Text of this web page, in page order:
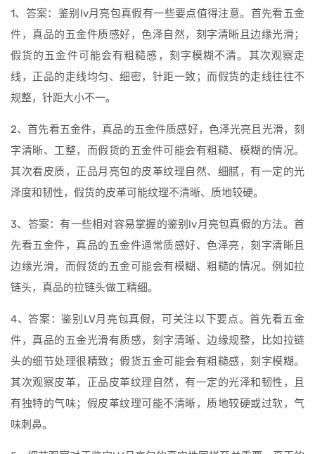
1、答案：鉴别lv月亮包真假有一些要点值得注意。首先看五金
件，真品的五金件质感好，色泽自然，刻字清晰且边缘光滑；
假货的五金件可能会有粗糙感，刻字模糊不清。其次观察走
线，正品的走线均匀、细密，针距一致；而假货的走线往往不
规整，针距大小不一。
2、首先看五金件，真品的五金件质感好，色泽光亮且光滑，刻
字清晰、工整，而假货的五金件可能会有粗糙、模糊的情况。
其次看皮质，正品月亮包的皮革纹理自然、细腻，有一定的光
泽度和韧性，假货的皮革可能纹理不清晰、质地较硬。
3、答案：有一些相对容易掌握的鉴别lv月亮包真假的方法。首
先看五金件，真品的五金件通常质感好、色泽亮，刻字清晰且
边缘光滑，而假货的五金可能会有模糊、粗糙的情况。例如拉
链头，真品的拉链头做工精细。
4、答案：鉴别LV月亮包真假，可关注以下要点。首先看五金
件，真品的五金光滑有质感，刻字清晰、边缘规整，比如拉链
头的细节处理很精致；假货五金可能会有粗糙感，刻字模糊。
其次观察皮革，正品皮革纹理自然，有一定的光泽和韧性，且
有独特的气味；假皮革纹理可能不清晰，质地较硬或过软，气
味刺鼻。